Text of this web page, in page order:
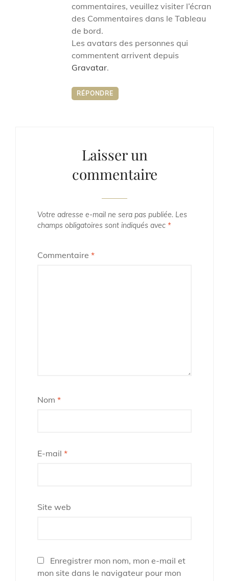
commentaires, veuillez visiter l’écran
des Commentaires dans le Tableau
de bord.
Les avatars des personnes qui
commentent arrivent depuis
Gravatar.
RÉPONDRE
Laisser un
commentaire
Votre adresse e-mail ne sera pas publiée. Les
champs obligatoires sont indiqués avec *
Commentaire *
Nom *
E-mail *
Site web
Enregistrer mon nom, mon e-mail et
mon site dans le navigateur pour mon